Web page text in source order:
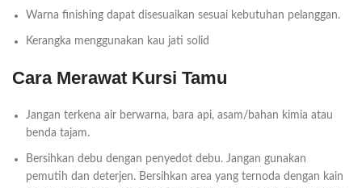
Warna finishing dapat disesuaikan sesuai kebutuhan pelanggan.
Kerangka menggunakan kau jati solid
Cara Merawat Kursi Tamu
Jangan terkena air berwarna, bara api, asam/bahan kimia atau
benda tajam.
Bersihkan debu dengan penyedot debu. Jangan gunakan
pemutih dan deterjen. Bersihkan area yang ternoda dengan kain